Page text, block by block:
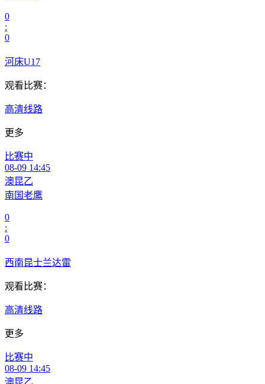
0
:
0
河床U17
观看比赛：
高清线路
更多
比赛中
08-09 14:45
澳昆乙
南国老鹰
0
:
0
西南昆士兰达雷
观看比赛：
高清线路
更多
比赛中
08-09 14:45
澳昆乙